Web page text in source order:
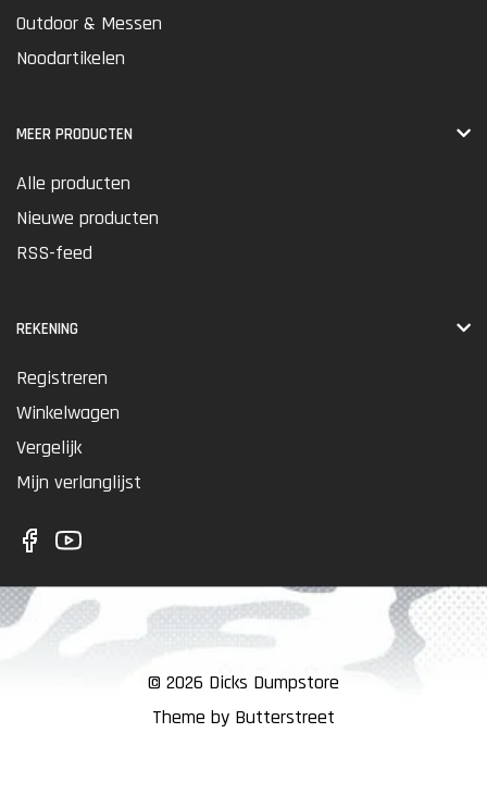
Outdoor & Messen
Noodartikelen
MEER PRODUCTEN
Alle producten
Nieuwe producten
RSS-feed
REKENING
Registreren
Winkelwagen
Vergelijk
Mijn verlanglijst
© 2026 Dicks Dumpstore
Theme by Butterstreet